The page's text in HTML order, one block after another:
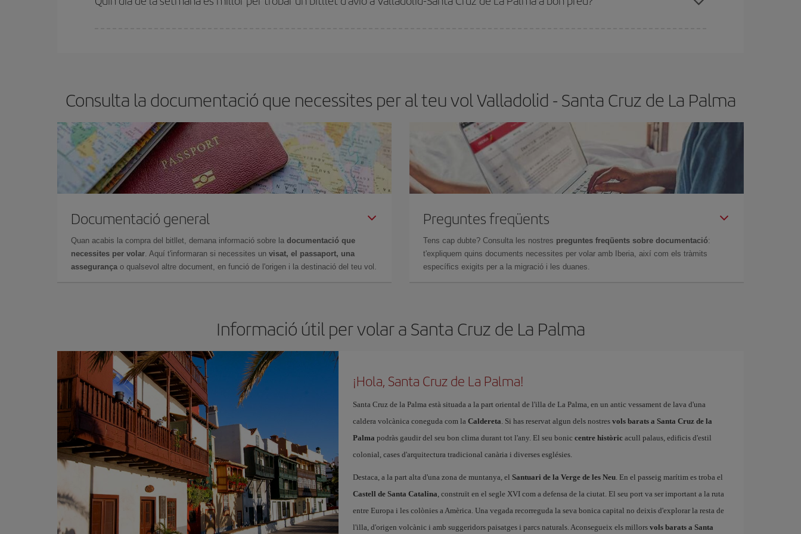
Consulta la documentació que necessites per al teu vol Valladolid - Santa Cruz de La Palma
Documentació general
Quan acabis la compra del bitllet, demana informació sobre la documentació que
necessites per volar. Aquí t'informaran si necessites un visat, el passaport, una
assegurança o qualsevol altre document, en funció de l'origen i la destinació del teu vol.
Preguntes freqüents
Tens cap dubte? Consulta les nostres preguntes freqüents sobre documentació:
t'expliquem quins documents necessites per volar amb Iberia, així com els tràmits
específics exigits per a la migració i les duanes.
Informació útil per volar a Santa Cruz de La Palma
¡Hola, Santa Cruz de La Palma!
Santa Cruz de la Palma està situada a la part oriental de l'illa de La Palma, en un antic vessament de lava d'una
caldera volcànica coneguda com la Caldereta. Si has reservat algun dels nostres vols barats a Santa Cruz de la
Palma podràs gaudir del seu bon clima durant tot l'any. El seu bonic centre històricacull palaus, edificis d'estil
colonial, cases d'arquitectura tradicional canària i diverses esglésies.
Destaca, a la part alta d'una zona de muntanya, el Santuari de la Verge de les Neu. En el passeig marítim es troba el
Castell de Santa Catalina, construït en el segle XVI com a defensa de la ciutat. El seu port va ser important a la ruta
entre Europa i les colònies a Amèrica. Una vegada recorreguda la seva bonica capital no deixis d'explorar la resta de
l'illa, d'origen volcànic i amb suggeridors paisatges i parcs naturals. Aconsegueix els millors vols barats a Santa